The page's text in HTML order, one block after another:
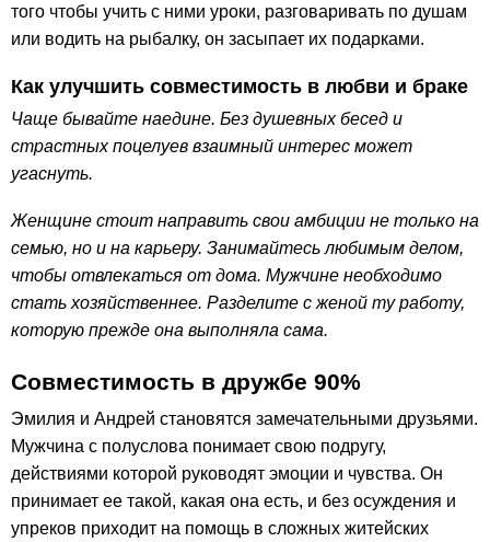
того чтобы учить с ними уроки, разговаривать по душам
или водить на рыбалку, он засыпает их подарками.
Как улучшить совместимость в любви и браке
Чаще бывайте наедине. Без душевных бесед и
страстных поцелуев взаимный интерес может
угаснуть.
Женщине стоит направить свои амбиции не только на
семью, но и на карьеру. Занимайтесь любимым делом,
чтобы отвлекаться от дома. Мужчине необходимо
стать хозяйственнее. Разделите с женой ту работу,
которую прежде она выполняла сама.
Совместимость в дружбе 90%
Эмилия и Андрей становятся замечательными друзьями.
Мужчина с полуслова понимает свою подругу,
действиями которой руководят эмоции и чувства. Он
принимает ее такой, какая она есть, и без осуждения и
упреков приходит на помощь в сложных житейских